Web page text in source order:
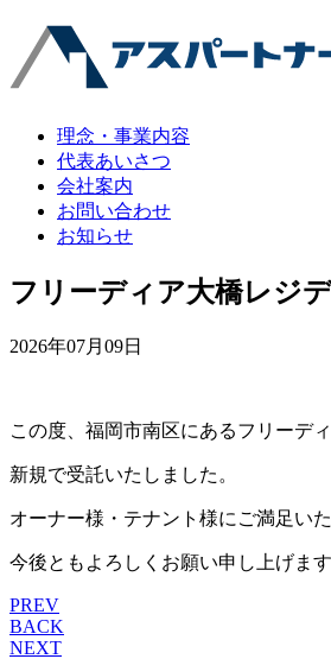
理念・事業内容
代表あいさつ
会社案内
お問い合わせ
お知らせ
フリーディア大橋レジ
2026年07月09日
この度、福岡市南区にあるフリーデ
新規で受託いたしました。
オーナー様・テナント様にご満足い
今後ともよろしくお願い申し上げます
PREV
BACK
NEXT